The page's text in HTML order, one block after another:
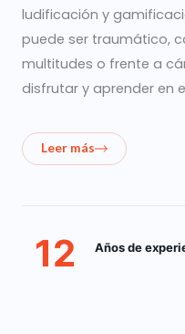
ludificación y
puede ser traumático,
multitudes o frente a
disfrutar y aprender en
Leer más
12 Años de